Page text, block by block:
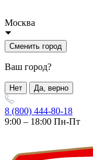
Москва
Сменить город
Ваш город?
Нет Да, верно
8 (800) 444-80-18
9:00 – 18:00 Пн-Пт